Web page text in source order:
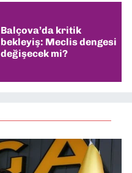
Balçova’da kritik
bekleyiş: Meclis dengesi
değişecek mi?